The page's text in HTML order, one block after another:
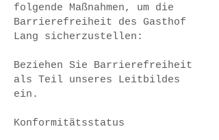
folgende Maßnahmen, um die
Barrierefreiheit des Gasthof
Lang sicherzustellen:
Beziehen Sie Barrierefreiheit
als Teil unseres Leitbildes
ein.
Konformitätsstatus